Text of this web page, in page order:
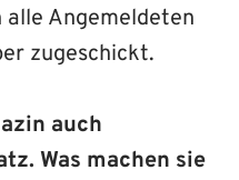
alle Angemeldeten
zugeschickt.
auch
Was machen sie